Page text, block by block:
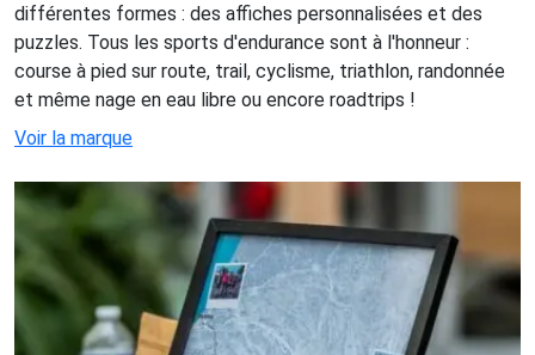
différentes formes : des affiches personnalisées et des
puzzles. Tous les sports d'endurance sont à l'honneur :
course à pied sur route, trail, cyclisme, triathlon, randonnée
et même nage en eau libre ou encore roadtrips !
Voir la marque